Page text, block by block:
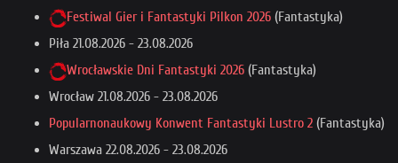
Festiwal Gier i Fantastyki Pilkon 2026 (Fantastyka)
Piła 21.08.2026 - 23.08.2026
Wrocławskie Dni Fantastyki 2026 (Fantastyka)
Wrocław 21.08.2026 - 23.08.2026
Popularnonaukowy Konwent Fantastyki Lustro 2 (Fantastyka)
Warszawa 22.08.2026 - 23.08.2026